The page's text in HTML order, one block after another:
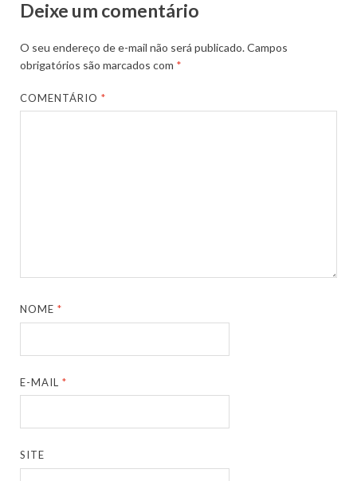
Deixe um comentário
O seu endereço de e-mail não será publicado.Campos
obrigatórios são marcados com *
COMENTÁRIO*
NOME*
E-MAIL*
SITE